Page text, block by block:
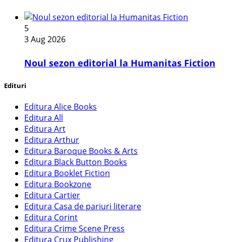
5
3 Aug 2026
​Noul sezon editorial la Humanitas Fiction
Edituri
Editura Alice Books
Editura All
Editura Art
Editura Arthur
Editura Baroque Books & Arts
Editura Black Button Books
Editura Booklet Fiction
Editura Bookzone
Editura Cartier
Editura Casa de pariuri literare
Editura Corint
Editura Crime Scene Press
Editura Crux Publishing